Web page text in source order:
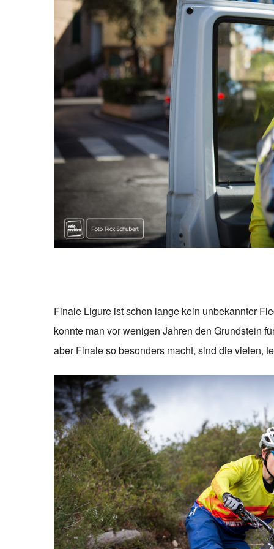
Finale Ligure ist schon lange kein unbekannter
konnte man vor wenigen Jahren den Grundstein
aber Finale so besonders macht, sind die vielen,